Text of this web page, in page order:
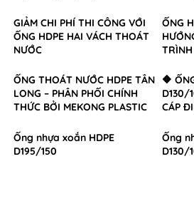
GIẢM CHI PHÍ THI CÔNG VỚI
ỐNG HDPE HAI VÁCH THOÁT
NƯỚC
ỐNG
ỐNG THOÁT NƯỚC HDPE TÂN
LONG – PHÂN PHỐI CHÍNH
THỨC BỞI MEKONG PLASTIC
🔶
D130/
CÁP
Ống nhựa xoắn HDPE
D195/150
Ống
D130/